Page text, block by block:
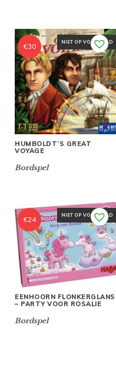
NIET OP VOORRAAD
HUMBOLDT’S GREAT
VOYAGE
Bordspel
€30
NIET OP VOORRAAD
EENHOORN FLONKERGLANS
– PARTY VOOR ROSALIE
Bordspel
€24